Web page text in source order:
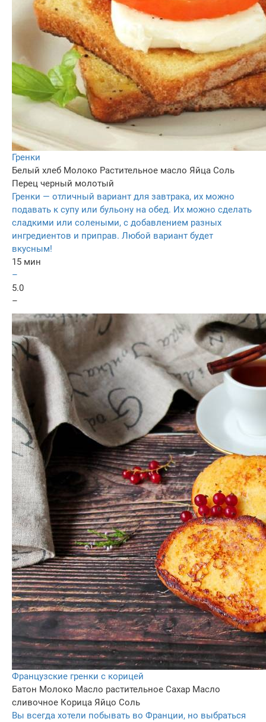
Гренки
Белый хлеб Молоко Растительное масло Яйца Соль
Перец черный молотый
Гренки — отличный вариант для завтрака, их можно
подавать к супу или бульону на обед. Их можно сделать
сладкими или солеными, с добавлением разных
ингредиентов и приправ. Любой вариант будет
вкусным!
15 мин
–
5.0
–
Французские гренки с корицей
Батон Молоко Масло растительное Сахар Масло
сливочное Корица Яйцо Соль
Вы всегда хотели побывать во Франции, но выбраться